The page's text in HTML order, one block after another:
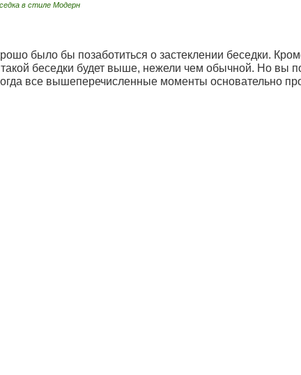
в стиле Модерн
было бы позаботиться о застеклении беседки.
беседки будет выше, нежели чем обычной. Но вы
все вышеперечисленные моменты основательно